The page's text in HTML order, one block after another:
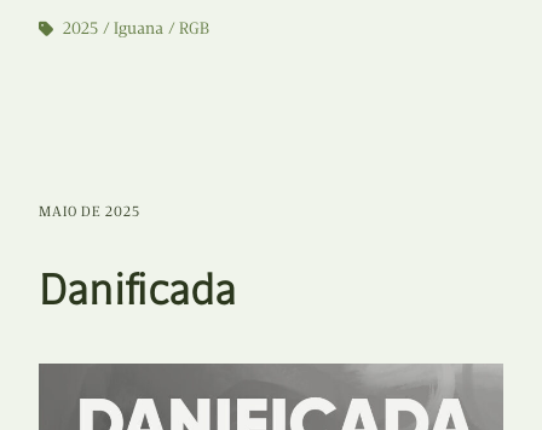
2025
Iguana RGB
MAIO DE 2025
Danificada